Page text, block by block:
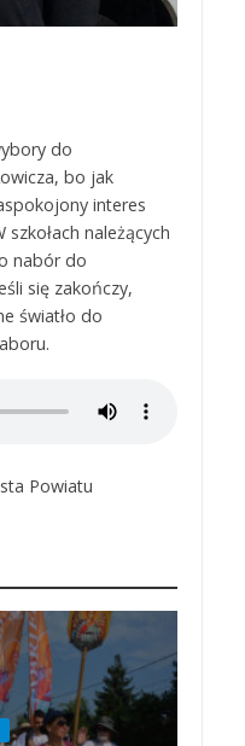
do
bo jak
interes
należących
nabór do
się zakończy,
światło do
Powiatu